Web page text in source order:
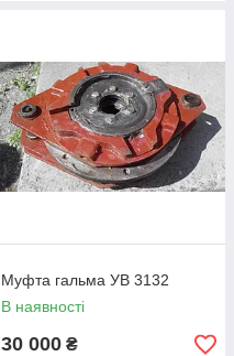
Муфта гальма УВ 3132
В наявності
30 000 ₴